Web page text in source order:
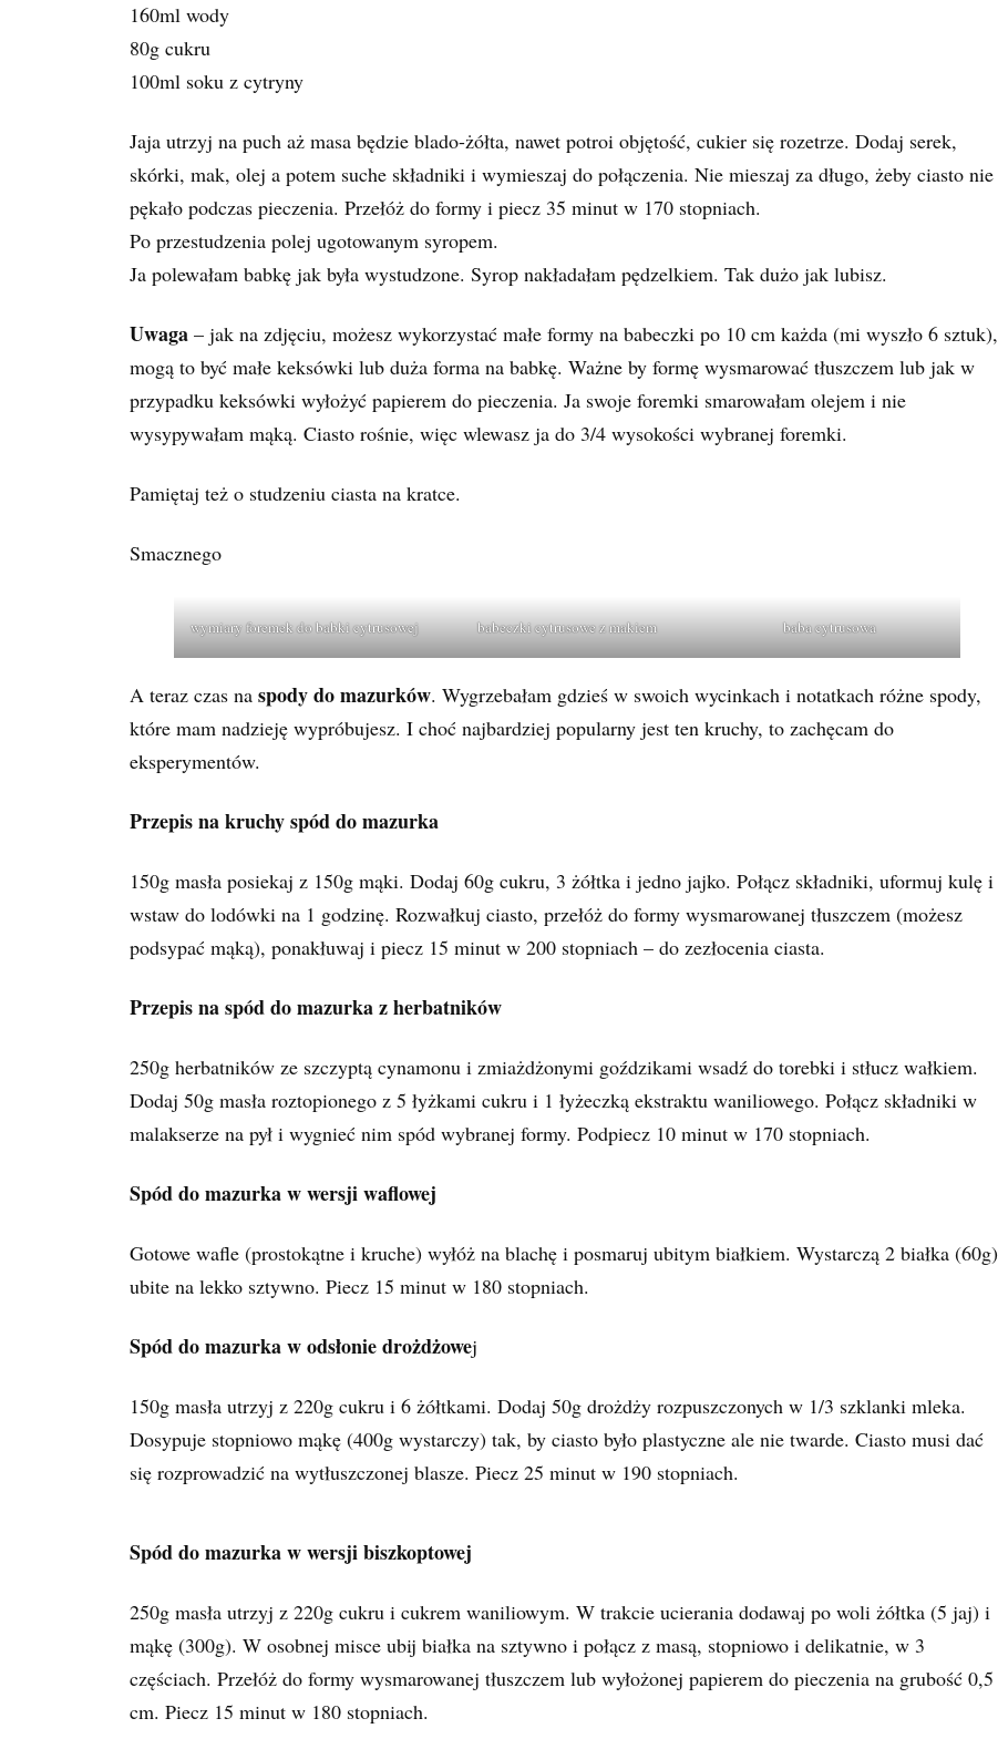
160ml wody
80g cukru
100ml soku z cytryny
Jaja utrzyj na puch aż masa będzie blado-żółta, nawet potroi objętość, cukier się rozetrze. Dodaj serek,
skórki, mak, olej a potem suche składniki i wymieszaj do połączenia. Nie mieszaj za długo, żeby ciasto nie
pękało podczas pieczenia. Przełóż do formy i piecz 35 minut w 170 stopniach.
Po przestudzenia polej ugotowanym syropem.
Ja polewałam babkę jak była wystudzone. Syrop nakładałam pędzelkiem. Tak dużo jak lubisz.
Uwaga – jak na zdjęciu, możesz wykorzystać małe formy na babeczki po 10 cm każda (mi wyszło 6 sztuk),
mogą to być małe keksówki lub duża forma na babkę. Ważne by formę wysmarować tłuszczem lub jak w
przypadku keksówki wyłożyć papierem do pieczenia. Ja swoje foremki smarowałam olejem i nie
wysypywałam mąką. Ciasto rośnie, więc wlewasz ja do 3/4 wysokości wybranej foremki.
Pamiętaj też o studzeniu ciasta na kratce.
Smacznego
wymiary foremek do babki cytrusowej babeczki cytrusowe z makiem baba cytrusowa
A teraz czas na spody do mazurków. Wygrzebałam gdzieś w swoich wycinkach i notatkach różne spody,
które mam nadzieję wypróbujesz. I choć najbardziej popularny jest ten kruchy, to zachęcam do
eksperymentów.
Przepis na kruchy spód do mazurka
150g masła posiekaj z 150g mąki. Dodaj 60g cukru, 3 żółtka i jedno jajko. Połącz składniki, uformuj kulę i
wstaw do lodówki na 1 godzinę. Rozwałkuj ciasto, przełóż do formy wysmarowanej tłuszczem (możesz
podsypać mąką), ponakłuwaj i piecz 15 minut w 200 stopniach – do zezłocenia ciasta.
Przepis na spód do mazurka z herbatników
250g herbatników ze szczyptą cynamonu i zmiażdżonymi goździkami wsadź do torebki i stłucz wałkiem.
Dodaj 50g masła roztopionego z 5 łyżkami cukru i 1 łyżeczką ekstraktu waniliowego. Połącz składniki w
malakserze na pył i wygnieć nim spód wybranej formy. Podpiecz 10 minut w 170 stopniach.
Spód do mazurka w wersji waflowej
Gotowe wafle (prostokątne i kruche) wyłóż na blachę i posmaruj ubitym białkiem. Wystarczą 2 białka (60g)
ubite na lekko sztywno. Piecz 15 minut w 180 stopniach.
Spód do mazurka w odsłonie drożdżowej
150g masła utrzyj z 220g cukru i 6 żółtkami. Dodaj 50g drożdży rozpuszczonych w 1/3 szklanki mleka.
Dosypuje stopniowo mąkę (400g wystarczy) tak, by ciasto było plastyczne ale nie twarde. Ciasto musi dać
się rozprowadzić na wytłuszczonej blasze. Piecz 25 minut w 190 stopniach.
Spód do mazurka w wersji biszkoptowej
250g masła utrzyj z 220g cukru i cukrem waniliowym. W trakcie ucierania dodawaj po woli żółtka (5 jaj) i
mąkę (300g). W osobnej misce ubij białka na sztywno i połącz z masą, stopniowo i delikatnie, w 3
częściach. Przełóż do formy wysmarowanej tłuszczem lub wyłożonej papierem do pieczenia na grubość 0,5
cm. Piecz 15 minut w 180 stopniach.